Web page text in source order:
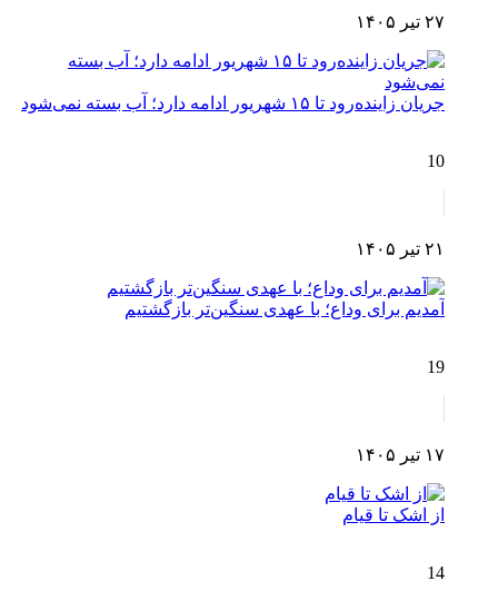
۲۷ تیر ۱۴۰۵
جریان زاینده‌رود تا ۱۵ شهریور ادامه دارد؛ آب بسته نمی‌شود
10
۲۱ تیر ۱۴۰۵
آمدیم برای وداع؛ با عهدی سنگین‌تر بازگشتیم
19
۱۷ تیر ۱۴۰۵
از اشک تا قیام
14